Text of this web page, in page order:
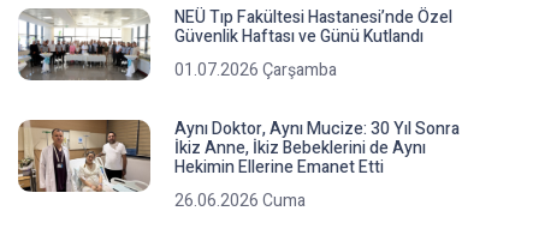
NEÜ Tıp Fakültesi Hastanesi’nde Özel
Güvenlik Haftası ve Günü Kutlandı
01.07.2026 Çarşamba
Aynı Doktor, Aynı Mucize: 30 Yıl Sonra
İkiz Anne, İkiz Bebeklerini de Aynı
Hekimin Ellerine Emanet Etti
26.06.2026 Cuma